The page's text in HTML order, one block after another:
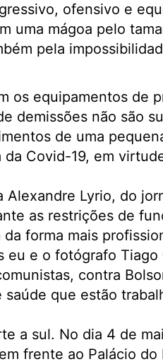
ofensivo e
uma mágoa pelo
pela
os equipamentos de
demissões não são
de uma
Covid-19, em
Alexandre Lyrio, do
as restrições de
forma mais
eu e o fotógrafo
contra
que estão
a sul. No dia 4 de
frente ao Palácio